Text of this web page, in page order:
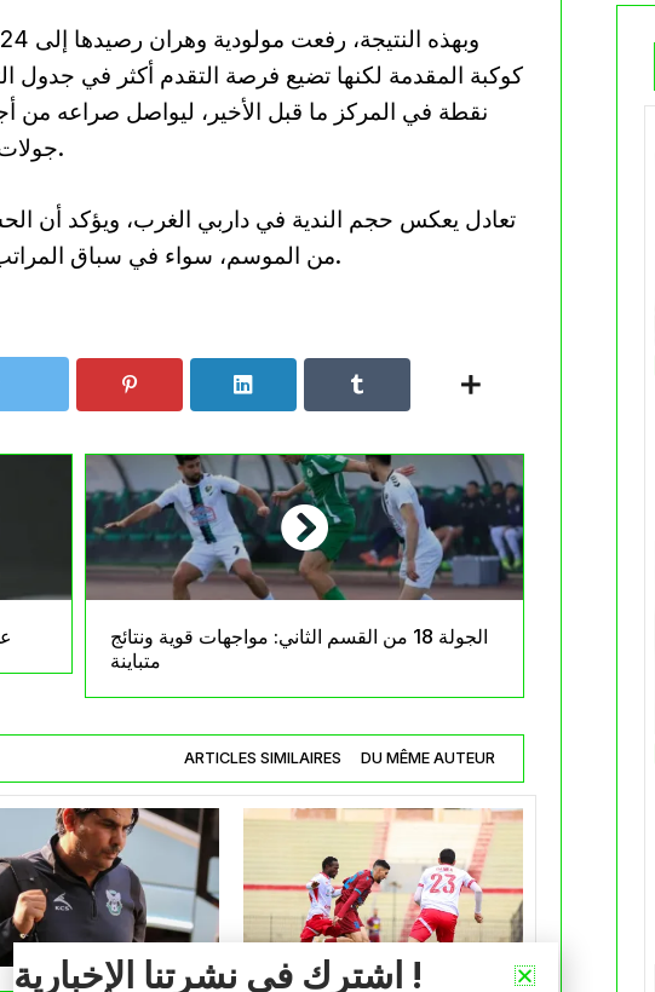
نقطة في المركز ما قبل الأخير، ليواصل صراعه من
جولات قادمة ستكون حاسمة في معركة البقاء.
تعادل يعكس حجم الندية في داربي الغرب، ويؤكد أن
من الموسم، سواء في سباق المراتب المتقدمة أو في معركة تفادي السقوط.
الجولة 18 من القسم الثاني: مواجهات قوية ونتائج
متباينة
ARTICLES SIMILAIRES DU MÊME AUTEUR
اشترك في نشرتنا الإخبارية !